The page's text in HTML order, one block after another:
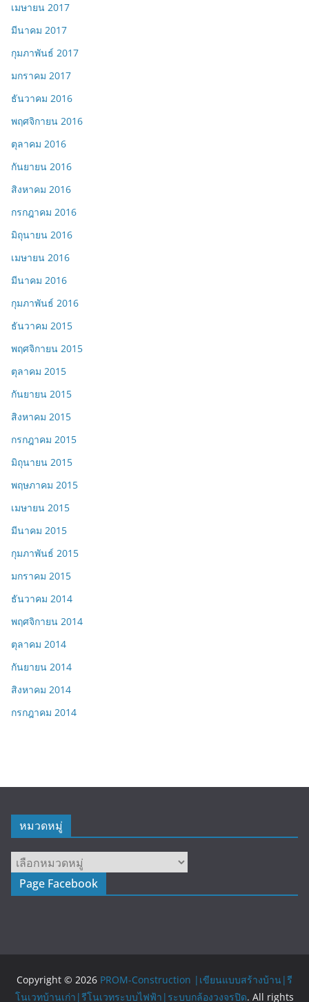
เมษายน 2017
มีนาคม 2017
กุมภาพันธ์ 2017
มกราคม 2017
ธันวาคม 2016
พฤศจิกายน 2016
ตุลาคม 2016
กันยายน 2016
สิงหาคม 2016
กรกฎาคม 2016
มิถุนายน 2016
เมษายน 2016
มีนาคม 2016
กุมภาพันธ์ 2016
ธันวาคม 2015
พฤศจิกายน 2015
ตุลาคม 2015
กันยายน 2015
สิงหาคม 2015
กรกฎาคม 2015
มิถุนายน 2015
พฤษภาคม 2015
เมษายน 2015
มีนาคม 2015
กุมภาพันธ์ 2015
มกราคม 2015
ธันวาคม 2014
พฤศจิกายน 2014
ตุลาคม 2014
กันยายน 2014
สิงหาคม 2014
กรกฎาคม 2014
หมวดหมู่
หมวด
หมู่Page Facebook
Copyright © 2026 PROM-Construction |เขียนแบบสร้างบ้าน|รี
โนเวทบ้านเก่า|รีโนเวทระบบไฟฟ้า|ระบบกล้องวงจรปิด. All rights